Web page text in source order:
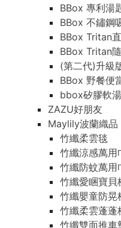
BBox 專利湯
BBox 不鏽鋼
BBox Tritan
BBox Tritan
(第二代)升級
BBox 野餐便
bbox矽膠軟
ZAZU好朋友
Maylily波蘭織品
竹纖柔雲毯
竹纖涼感萬用
竹纖防蚊萬用
竹纖愛睏寶貝
竹纖嬰童防晃
竹纖柔雲蓬蓬
竹纖雙面推車